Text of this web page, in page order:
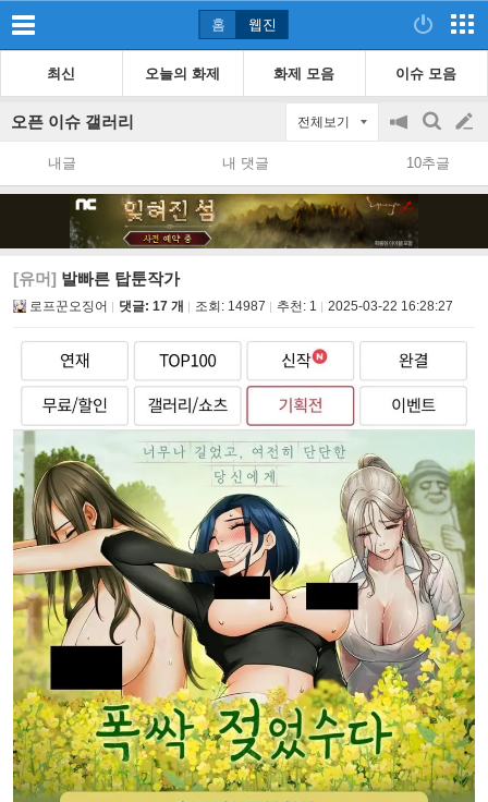
홈 웹진
최신 오늘의 화제 화제 모음 이슈 모음
오픈 이슈 갤러리 전체보기
공
지
on/off
검
색
글
쓰
내글 내 댓글 10추글
[유머] 발빠른 탑툰작가
로프꾼오징어 댓글: 17 개 조회: 14987 추천: 1 2025-03-22 16:28:27